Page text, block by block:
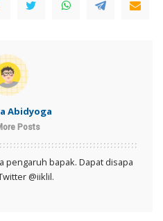
Abidyoga
Posts
pengaruh bapak. Dapat disapa
@iiklil.